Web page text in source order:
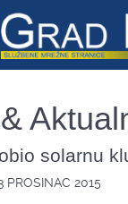
solarnu
PROSINAC 2015